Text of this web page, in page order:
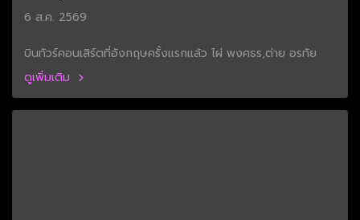
6 ส.ค. 2569
บินทัวร์คอนเสิร์ตที่อังกฤษครั้งแรกแล้ว ไผ่ พงศธร,ต่าย อรทัย
ดูเพิ่มเติม